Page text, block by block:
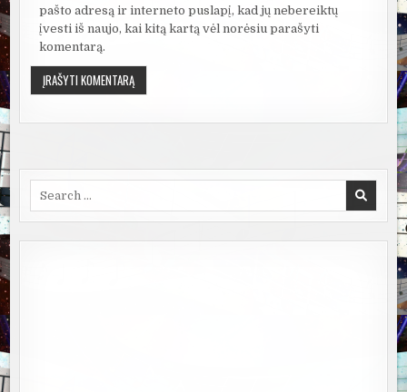
pašto adresą ir interneto puslapį, kad jų nebereiktų
įvesti iš naujo, kai kitą kartą vėl norėsiu parašyti
komentarą.